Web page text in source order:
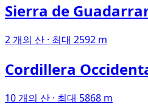
Sierra de
2 개의 산 · 최대 2592 m
Cordillera
10 개의 산 · 최대 5868 m